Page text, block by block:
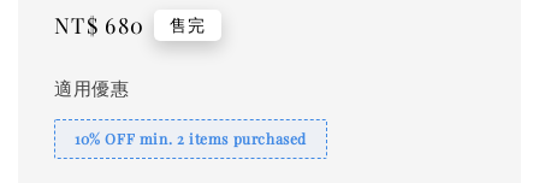
Regular
NT$ 680 售完
適用優惠
10% OFF min. 2 items purchased